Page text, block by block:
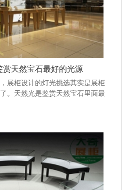
天然宝石最好的光源
展柜设计的灯光挑选其实是展柜
。天然光是鉴赏天然宝石里面最